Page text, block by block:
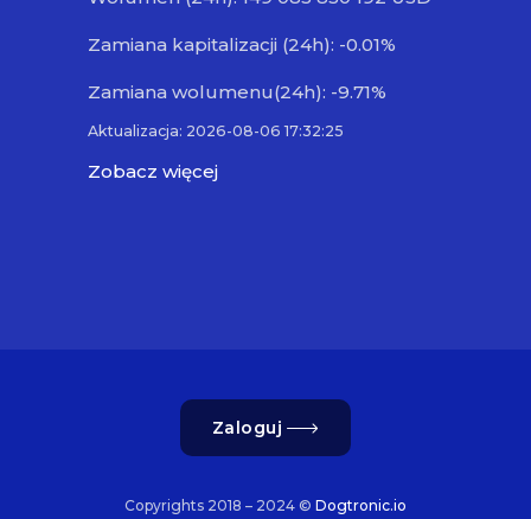
Zamiana kapitalizacji (24h): -0.01%
Zamiana wolumenu(24h): -9.71%
Aktualizacja: 2026-08-06 17:32:25
Zobacz więcej
Zaloguj
Copyrights 2018 – 2024 © Dogtronic.io